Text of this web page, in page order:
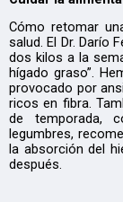
Cómo retomar
salud. El Dr. Darío
dos kilos a la
hígado graso”.
provocado por
ricos en fibra.
de temporada,
legumbres,
la absorción del
después.